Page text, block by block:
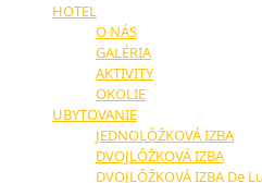
HOTEL
O NÁS
GALÉRIA
AKTIVITY
OKOLIE
UBYTOVANIE
JEDNOLÔŽKOVÁ IZBA
DVOJLÔŽKOVÁ IZBA
DVOJLÔŽKOVÁ IZBA De